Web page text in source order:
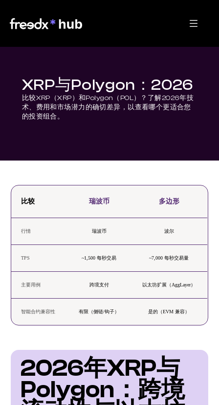
XRP与Polygon：2026
比较XRP（XRP）和Polygon（POL）？了解2026年技
术、费用和市场潜力的确切差异，以查看哪个更适合您
的投资组合。
比较 瑞波币 多边形
行情 瑞波币 波尔
TPS ~1,500 每秒交易 ~7,000 每秒交易量
主要用例 跨境支付 以太坊扩展（AggLayer）
智能合约兼容性 有限（侧链/钩子） 是的（EVM 兼容）
2026年XRP与
Polygon：跨境